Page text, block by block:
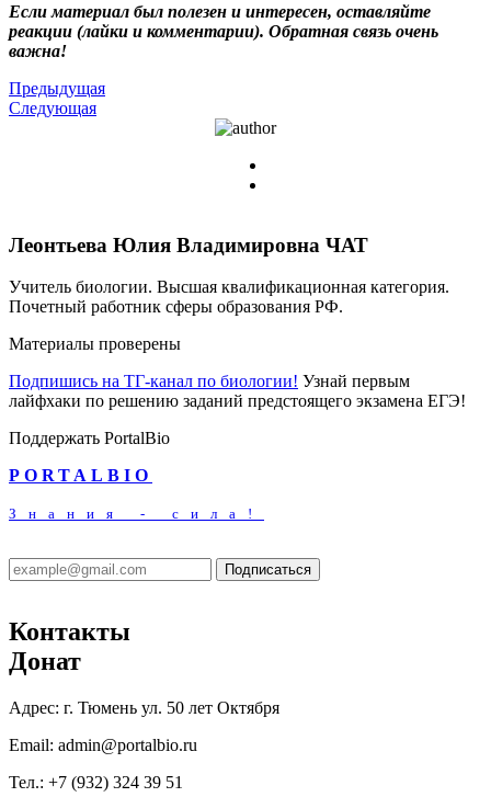
Если материал был полезен и интересен, оставляйте
реакции (лайки и комментарии). Обратная связь очень
важна!
Предыдущая
Следующая
Леонтьева Юлия Владимировна ЧАТ
Учитель биологии. Высшая квалификационная категория.
Почетный работник сферы образования РФ.
Материалы проверены
Подпишись на ТГ-канал по биологии! Узнай первым
лайфхаки по решению заданий предстоящего экзамена ЕГЭ!
Поддержать PortalBio
PORTALBIO
Знания - сила!
Подписаться
Контакты
Донат
Адрес: г. Тюмень ул. 50 лет Октября
Email: admin@portalbio.ru
Тел.: +7 (932) 324 39 51